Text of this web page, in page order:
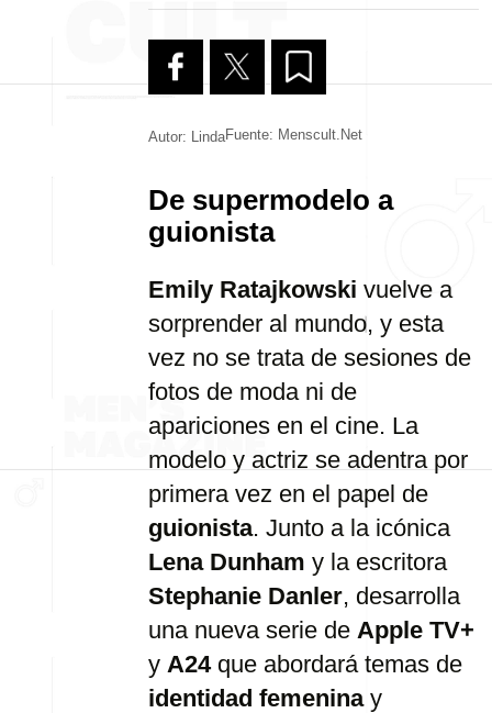
Autor: LindaFuente: Menscult.net
De supermodelo a
guionista
Emily Ratajkowski vuelve a
sorprender al mundo, y esta
vez no se trata de sesiones de
fotos de moda ni de
apariciones en el cine. La
modelo y actriz se adentra por
primera vez en el papel de
guionista. Junto a la icónica
Lena Dunham y la escritora
Stephanie Danler, desarrolla
una nueva serie de Apple TV+
y A24que abordará temas de
identidad femeninay